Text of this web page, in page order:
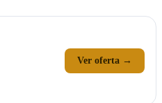
Ver oferta →